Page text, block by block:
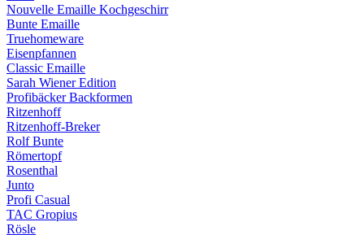
Nouvelle Emaille Kochgeschirr
Bunte Emaille
Truehomeware
Eisenpfannen
Classic Emaille
Sarah Wiener Edition
Profibäcker Backformen
Ritzenhoff
Ritzenhoff-Breker
Rolf Bunte
Römertopf
Rosenthal
Junto
Profi Casual
TAC Gropius
Rösle